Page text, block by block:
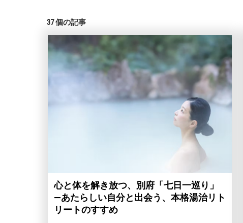
37個の記事
心と体を解き放つ、別府「七日一巡り」
―あたらしい自分と出会う、本格湯治リト
リートのすすめ